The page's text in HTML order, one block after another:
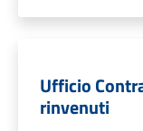
Ufficio
rinvenuti